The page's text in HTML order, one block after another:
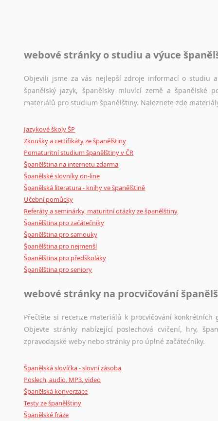
Jazykový korpus je elektronický soubor autentických
původního zdroje textu.
Ostatní pomůcky pro překladatele
poradny a pravidla
webové stránky o studiu a výuce
Objevili jsme za vás nejlepší zdroje informací o studiu
španělský jazyk, španělsky mluvící země a španělské
materiálů pro studium španělštiny. Naleznete zde
Jazykové školy ŠP
Zkoušky a certifikáty ze španělštiny
Pomaturitní studium španělštiny v ČR
Španělština na internetu zdarma
Španělské slovníky on-line
Španělská literatura - knihy ve španělštině
Učební pomůcky
Referáty a seminárky, maturitní otázky ze španělštiny
Španělština pro začátečníky
Španělština pro samouky
Španělština pro nejmenší
Španělština pro předškoláky
Španělština pro seniory
webové stránky na procvičování
Přečtěte si recenze materiálů k procvičování
Objevte stránky nabízející poslechová cvičení, hry,
zpravodajské weby nebo stránky pro úplné začátečníky.
Španělská slovíčka - slovní zásoba
Poslech, audio, MP3, video
Španělská konverzace
Testy ze španělštiny
Španělské fráze